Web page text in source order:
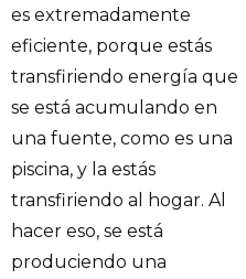
es extremadamente
eficiente, porque estás
transfiriendo energía que
se está acumulando en
una fuente, como es una
piscina, y la estás
transfiriendo al hogar. Al
hacer eso, se está
produciendo una